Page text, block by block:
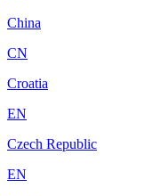
China
CN
Croatia
EN
Czech Republic
EN